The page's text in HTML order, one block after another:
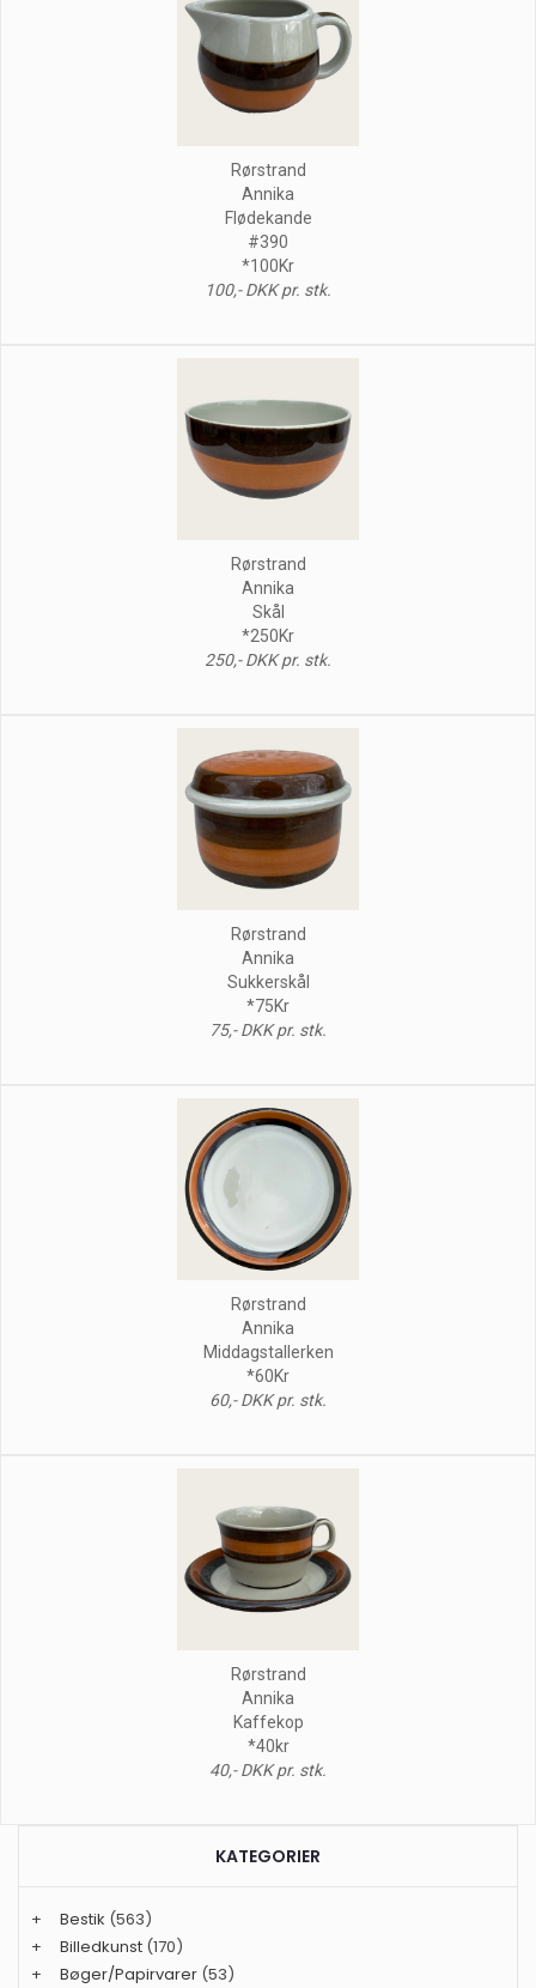
Rørstrand
Annika
Flødekande
#390
*100Kr
100,- DKK pr. stk.
Rørstrand
Annika
Skål
*250Kr
250,- DKK pr. stk.
Rørstrand
Annika
Sukkerskål
*75Kr
75,- DKK pr. stk.
Rørstrand
Annika
Middagstallerken
*60Kr
60,- DKK pr. stk.
Rørstrand
Annika
Kaffekop
*40kr
40,- DKK pr. stk.
KATEGORIER
+ Bestik (563)
+
Billedkunst (170)
+
Bøger/Papirvarer (53)